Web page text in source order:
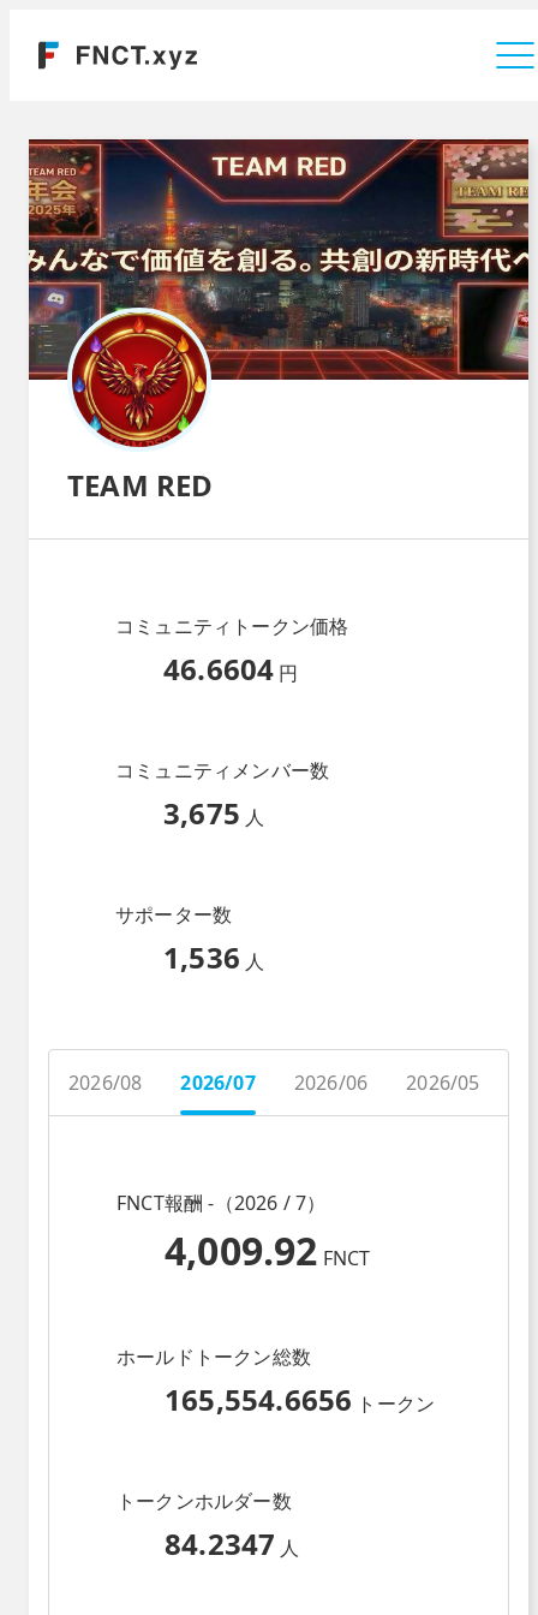
TEAM RED
コミュニティトークン価格
46.6604 円
コミュニティメンバー数
3,675 人
サポーター数
1,536 人
2026/08 2026/07 2026/06 2026/05
FNCT報酬 -（2026 / 7）
4,009.92 FNCT
ホールドトークン総数
165,554.6656 トークン
トークンホルダー数
84.2347 人